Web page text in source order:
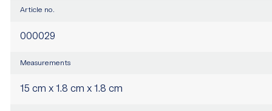
Article no.
000029
Measurements
15 cm x 1.8 cm x 1.8 cm